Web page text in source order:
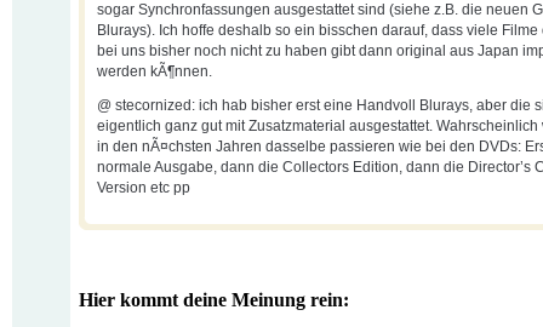
sogar Synchronfassungen ausgestattet sind (siehe z.B. die neuen
Blurays). Ich hoffe deshalb so ein bisschen darauf, dass viele Filme
bei uns bisher noch nicht zu haben gibt dann original aus Japan
werden kÃ¶nnen.
@ stecornized: ich hab bisher erst eine Handvoll Blurays, aber die
eigentlich ganz gut mit Zusatzmaterial ausgestattet. Wahrscheinlich
in den nÃ¤chsten Jahren dasselbe passieren wie bei den DVDs:
normale Ausgabe, dann die Collectors Edition, dann die Director’s
Version etc pp
Hier kommt deine Meinung rein: